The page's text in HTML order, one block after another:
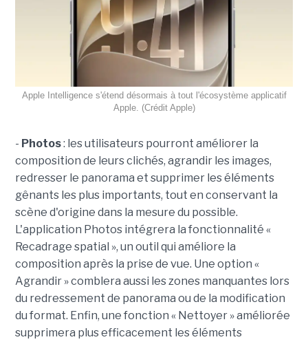
Apple Intelligence s'étend désormais à tout l'écosystème applicatif
Apple. (Crédit Apple)
- Photos: les utilisateurs pourront améliorer la
composition de leurs clichés, agrandir les images,
redresser le panorama et supprimer les éléments
gênants les plus importants, tout en conservant la
scène d'origine dans la mesure du possible.
L'application Photos intégrera la fonctionnalité «
Recadrage spatial », un outil qui améliore la
composition après la prise de vue. Une option «
Agrandir » comblera aussi les zones manquantes lors
du redressement de panorama ou de la modification
du format. Enfin, une fonction « Nettoyer » améliorée
supprimera plus efficacement les éléments